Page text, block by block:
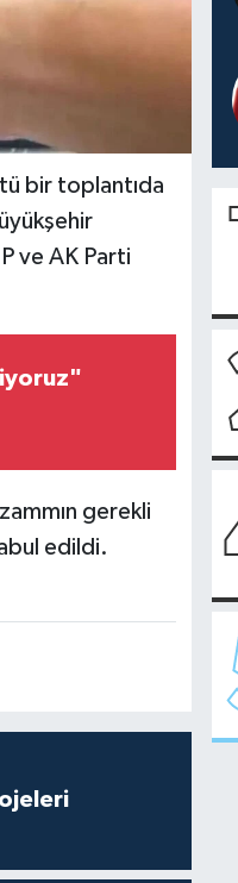
bir toplantıda
ve AK Parti
gerekli
edildi.